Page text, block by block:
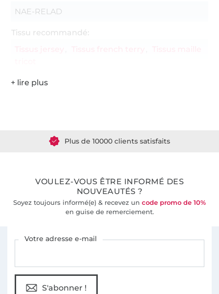
NAE-RELAD
Tissu recommandé:
Plus de 10000 clients satisfaits
VOULEZ-VOUS ÊTRE INFORMÉ DES
NOUVEAUTÉS ?
Soyez toujours informé(e) & recevez un code promo de 10%
en guise de remerciement.
Votre adresse e-mail
S'abonner !